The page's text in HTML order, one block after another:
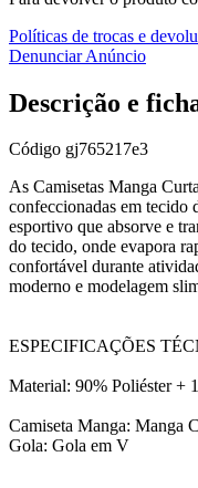
Políticas de trocas e
Denunciar Anúncio
Descrição e
Código gj765217e3
As Camisetas Manga
confeccionadas em tecido
esportivo que absorve e
do tecido, onde evapora
confortável durante
moderno e modelagem
ESPECIFICAÇÕES
Material: 90% Poliéster +
Camiseta Manga: Manga
Gola: Gola em V